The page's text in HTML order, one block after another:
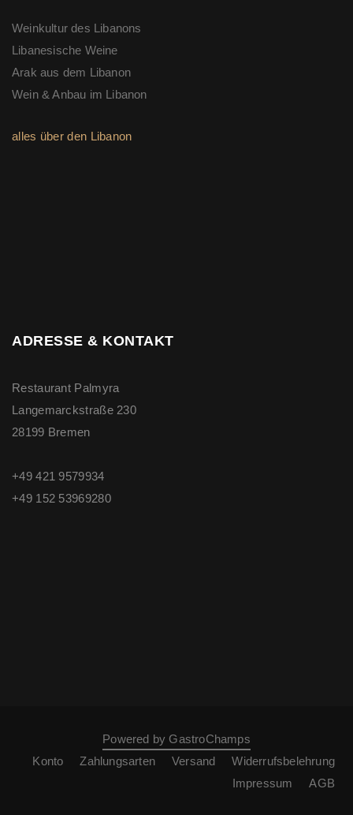
Weinkultur des Libanons
Libanesische Weine
Arak aus dem Libanon
Wein & Anbau im Libanon
alles über den Libanon
ADRESSE & KONTAKT
Restaurant Palmyra
Langemarckstraße 230
28199 Bremen
+49 421 9579934
+49 ‭152 53969280‬
Powered by GastroChamps
Konto
Zahlungsarten Versand
Widerrufsbelehrung
Impressum
AGB